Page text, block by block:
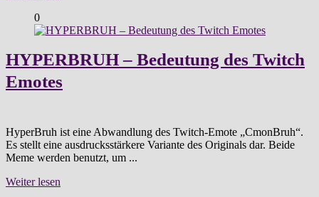
0
HYPERBRUH – Bedeutung des Twitch
Emotes
HyperBruh ist eine Abwandlung des Twitch-Emote „CmonBruh“.
Es stellt eine ausdrucksstärkere Variante des Originals dar. Beide
Meme werden benutzt, um ...
Weiter lesen